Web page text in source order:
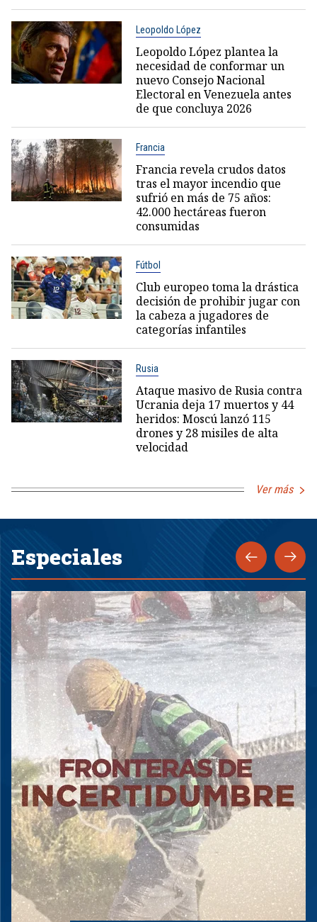
Leopoldo López
Leopoldo López plantea la
necesidad de conformar un
nuevo Consejo Nacional
Electoral en Venezuela antes
de que concluya 2026
Francia
Francia revela crudos datos
tras el mayor incendio que
sufrió en más de 75 años:
42.000 hectáreas fueron
consumidas
Fútbol
Club europeo toma la drástica
decisión de prohibir jugar con
la cabeza a jugadores de
categorías infantiles
Rusia
Ataque masivo de Rusia contra
Ucrania deja 17 muertos y 44
heridos: Moscú lanzó 115
drones y 28 misiles de alta
velocidad
Ver más
Especiales